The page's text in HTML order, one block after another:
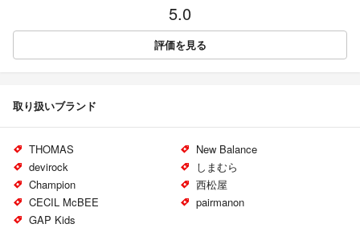
5.0
評価を見る
取り扱いブランド
THOMAS
New Balance
devirock
しまむら
Champion
西松屋
CECIL McBEE
pairmanon
GAP Kids